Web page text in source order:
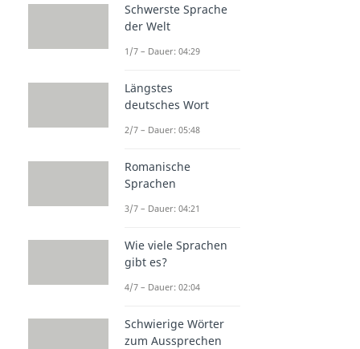
Schwerste Sprache
der Welt
1/7 – Dauer: 04:29
Längstes
deutsches Wort
2/7 – Dauer: 05:48
Romanische
Sprachen
3/7 – Dauer: 04:21
Wie viele Sprachen
gibt es?
4/7 – Dauer: 02:04
Schwierige Wörter
zum Aussprechen